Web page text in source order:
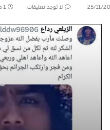
25/11/ لا توجد تعليقات 1 دقائق